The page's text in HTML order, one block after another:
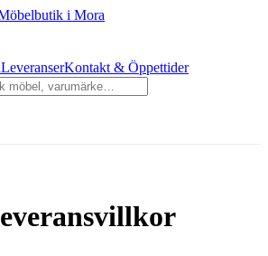
LeveranserKontakt & Öppettider